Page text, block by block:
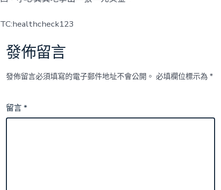
TC:healthcheck123
發佈留言
發佈留言必須填寫的電子郵件地址不會公開。 必填欄位標示為*
留言*